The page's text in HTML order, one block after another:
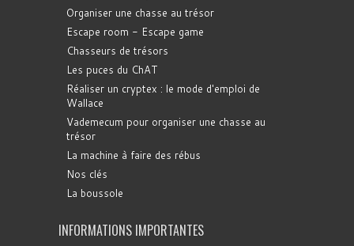
Organiser une chasse au trésor
Escape room - Escape game
Chasseurs de trésors
Les puces du ChAT
Réaliser un cryptex : le mode d'emploi de
Wallace
Vademecum pour organiser une chasse au
trésor
La machine à faire des rébus
Nos clés
La boussole
INFORMATIONS IMPORTANTES